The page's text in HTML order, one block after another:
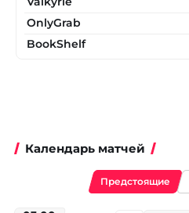
OnlyGrab
BookShelf
Календарь матчей
Предстоящие